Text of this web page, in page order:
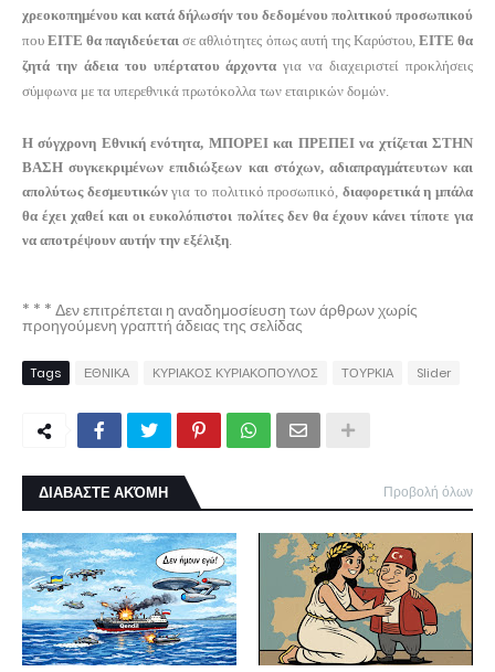
χρεοκοπημένου και κατά δήλωσήν του δεδομένου πολιτικού προσωπικού
πουΕΙΤΕ θα παγιδεύεται σε αθλιότητες όπως αυτή της Καρύστου, ΕΙΤΕ θα
ζητά την άδεια του υπέρτατου άρχονταγια να διαχειριστεί προκλήσεις
σύμφωνα με τα υπερεθνικά πρωτόκολλα των εταιρικών δομών.
Η σύγχρονη Εθνική ενότητα, ΜΠΟΡΕΙ και ΠΡΕΠΕΙ να χτίζεται ΣΤΗΝ
ΒΑΣΗ συγκεκριμένων επιδιώξεων και στόχων, αδιαπραγμάτευτων και
απολύτως δεσμευτικώνγια το πολιτικό προσωπικό, διαφορετικά η μπάλα
θα έχει χαθεί και οι ευκολόπιστοι πολίτες δεν θα έχουν κάνει τίποτε για
να αποτρέψουν αυτήν την εξέλιξη.
* * * Δεν επιτρέπεται η αναδημοσίευση των άρθρων χωρίς
προηγούμενη γραπτή άδειας της σελίδας
Tags ΕΘΝΙΚΑ ΚΥΡΙΑΚΟΣ ΚΥΡΙΑΚΟΠΟΥΛΟΣ ΤΟΥΡΚΙΑ Slider
ΔΙΑΒΑΣΤΕ ΑΚΌΜΗ Προβολή όλων